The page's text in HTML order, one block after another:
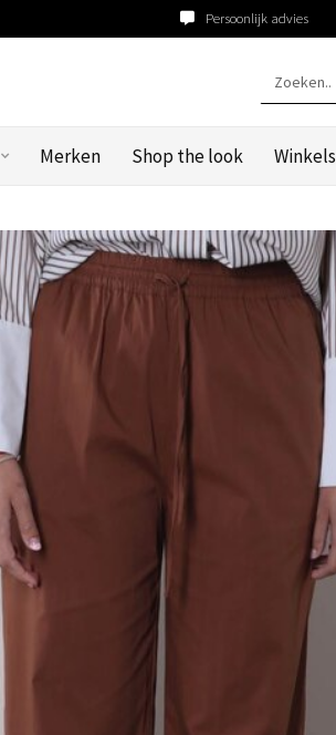
Persoonlijk advies
Merken Shop the look Winkels